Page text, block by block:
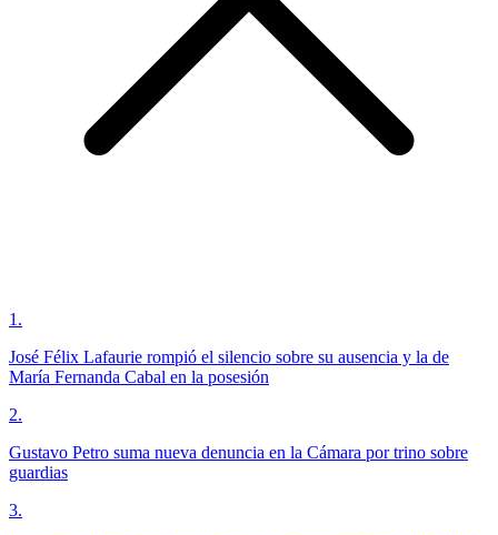
1 .
José Félix Lafaurie rompió el silencio sobre su ausencia y la de
María Fernanda Cabal en la posesión
2.
Gustavo Petro suma nueva denuncia en la Cámara por trino sobre
guardias
3.